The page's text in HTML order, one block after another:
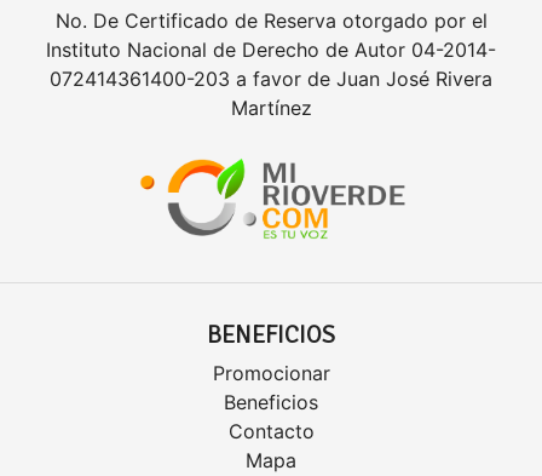
No. De Certificado de Reserva otorgado por el
Instituto Nacional de Derecho de Autor 04-2014-
072414361400-203 a favor de Juan José Rivera
Martínez
BENEFICIOS
Promocionar
Beneficios
Contacto
Mapa